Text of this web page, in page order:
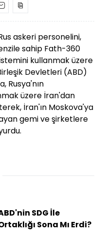
askeri personelini,
sahip Fath-360
kullanmak üzere
Devletleri (ABD)
Rusya'nın
üzere İran'dan
İran'ın Moskova'ya
gemi ve şirketlere
SDG İle
Sona Mı Erdi?